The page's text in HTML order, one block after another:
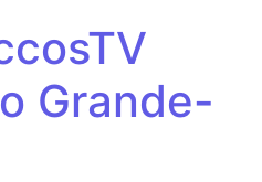
Grande-